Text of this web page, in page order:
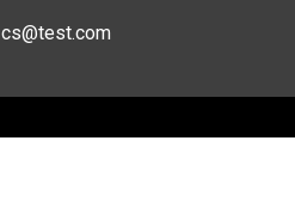
cs@test.com